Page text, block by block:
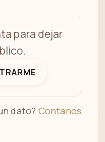
para dejar
dato? Contanos